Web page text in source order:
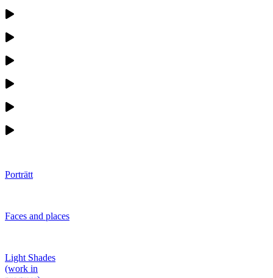
Porträtt
Faces and places
Light Shades
(work in